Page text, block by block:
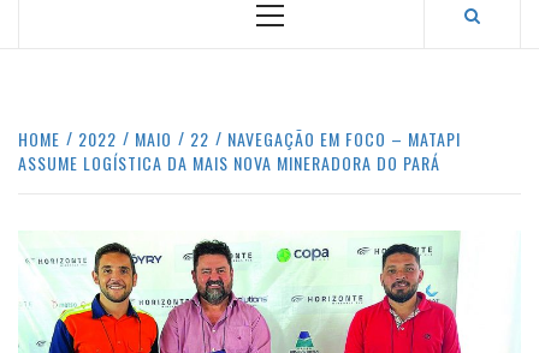
Primary
HOME 2022 MAIO 22
NAVEGAÇÃO EM FOCO – MATAPI
ASSUME LOGÍSTICA DA MAIS NOVA MINERADORA DO PARÁ